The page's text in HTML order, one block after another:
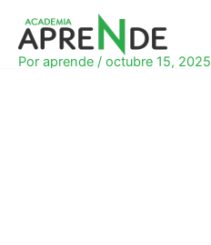
contenido
Por aprende / octubre 15, 2025